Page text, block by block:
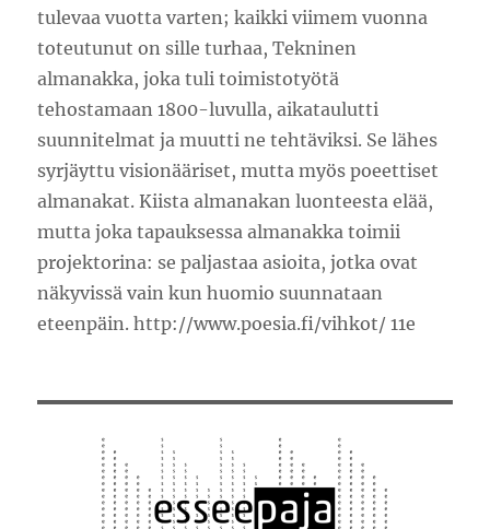
tulevaa vuotta varten; kaikki viimem vuonna
toteutunut on sille turhaa, Tekninen
almanakka, joka tuli toimistotyötä
tehostamaan 1800-luvulla, aikataulutti
suunnitelmat ja muutti ne tehtäviksi. Se lähes
syrjäyttu visionääriset, mutta myös poeettiset
almanakat. Kiista almanakan luonteesta elää,
mutta joka tapauksessa almanakka toimii
projektorina: se paljastaa asioita, jotka ovat
näkyvissä vain kun huomio suunnataan
eteenpäin. http://www.poesia.fi/vihkot/ 11e